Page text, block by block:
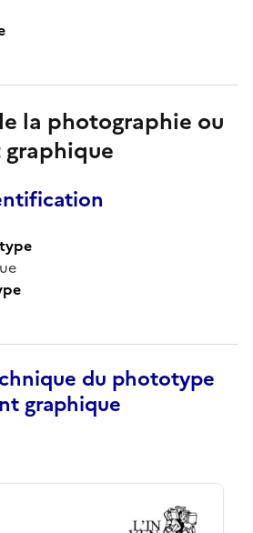
la photographie ou
du phototype
graphique